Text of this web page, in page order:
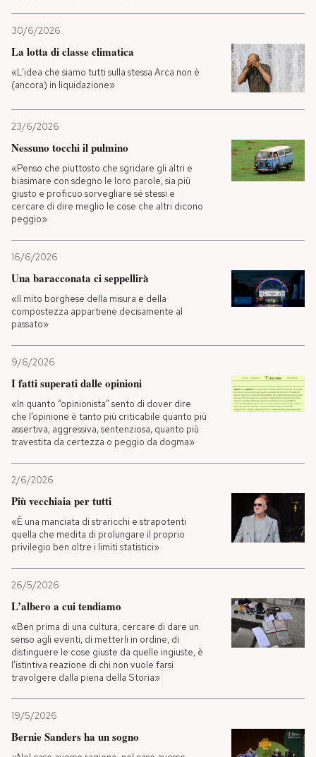
30/6/2026
La lotta di classe climatica
«L’idea che siamo tutti sulla stessa Arca non è
(ancora) in liquidazione»
23/6/2026
Nessuno tocchi il pulmino
«Penso che piuttosto che sgridare gli altri e
biasimare con sdegno le loro parole, sia più
giusto e proficuo sorvegliare sé stessi e
cercare di dire meglio le cose che altri dicono
peggio»
16/6/2026
Una baracconata ci seppellirà
«Il mito borghese della misura e della
compostezza appartiene decisamente al
passato»
9/6/2026
I fatti superati dalle opinioni
«In quanto “opinionista” sento di dover dire
che l’opinione è tanto più criticabile quanto più
assertiva, aggressiva, sentenziosa, quanto più
travestita da certezza o peggio da dogma»
2/6/2026
Più vecchiaia per tutti
«È una manciata di straricchi e strapotenti
quella che medita di prolungare il proprio
privilegio ben oltre i limiti statistici»
26/5/2026
L’albero a cui tendiamo
«Ben prima di una cultura, cercare di dare un
senso agli eventi, di metterli in ordine, di
distinguere le cose giuste da quelle ingiuste, è
l’istintiva reazione di chi non vuole farsi
travolgere dalla piena della Storia»
19/5/2026
Bernie Sanders ha un sogno